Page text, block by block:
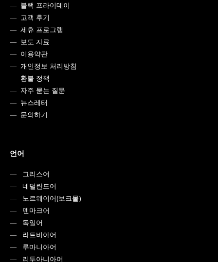
블랙 프라이데이
고객 후기
제휴 프로그램
보도 자료
이용약관
개인정보 처리방침
환불 정책
자주 묻는 질문
뉴스레터
문의하기
언어
그리스어
네덜란드어
노르웨이어(보크몰)
덴마크어
독일어
라트비아어
루마니아어
리투아니아어